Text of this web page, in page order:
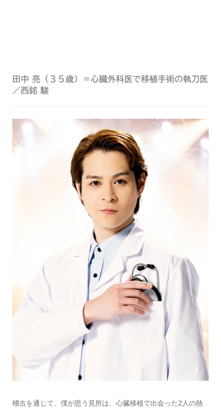
田中 亮（３５歳）＝心臓外科医で移植手術の執刀医
／西銘 駿
稽古を通じて、僕が思う見所は、心臓移植で出会った2人の熱